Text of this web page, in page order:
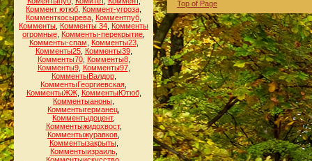
Коммент ютюб Коммент-угроза
Комменткосырева Комментпуб
Комменты Комменты 34 Комменты
огромные Комменты-перекрытие
Комменты-спам
Комменты23,
Комменты25, Комменты39,
Комменты70, Комменты8,
Комменты9, Комменты97,
КомментыВалдор,
КомментыГеоргиевская
КомментыЖЖ, КомментыЮтюб,
Комментыаноны
Комментыгерманец
Комментыдоцент,
Комментыжидохвост,
Комментыжуравков
Комментызакрыты,
Комментыизраиль,
Top of Page